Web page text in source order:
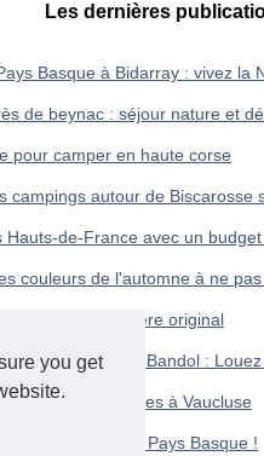
you get
Les dernières
Basque à Bidarray : vivez la
de beynac : séjour nature et
pour camper en haute corse
campings autour de Biscarosse
Hauts-de-France avec un
couleurs de l'automne à ne
Vietnam de manière original
paradisiaque à Bandol :
en familles idéales à Vaucluse
l'hydrospeed au Pays Basque !